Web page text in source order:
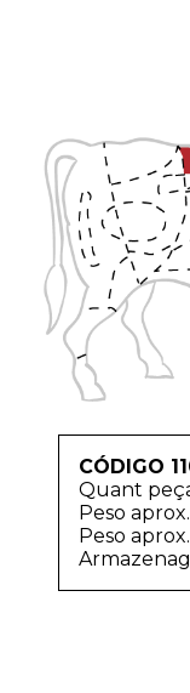
CÓDIGO
Quant
Peso
Peso